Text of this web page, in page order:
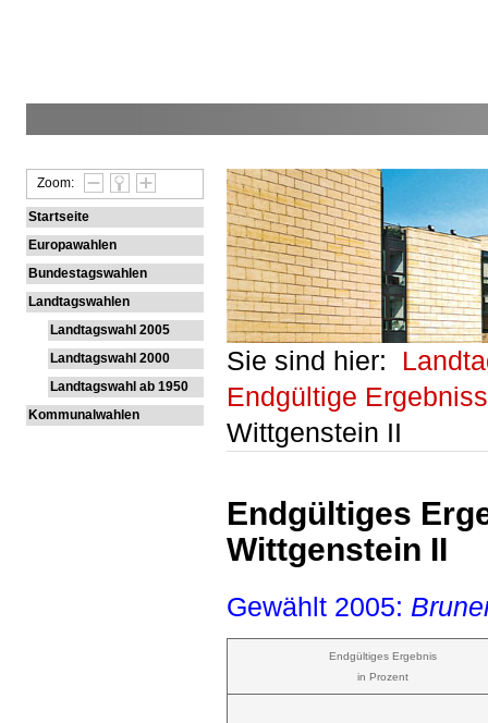
Zoom:
Startseite
Europawahlen
Bundestagswahlen
Landtagswahlen
Landtagswahl 2005
Landtagswahl 2000
Landtagswahl ab 1950
Kommunalwahlen
Sie sind hier:
Endgültige
Wittgenstein II
Endgültiges
Wittgenstein II
Gewählt 2005:
Endgültiges Ergebnis
in Prozent